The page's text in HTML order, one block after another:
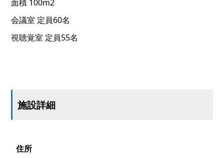
面積 100m2
会議室 定員60名
視聴覚室 定員55名
施設詳細
住所